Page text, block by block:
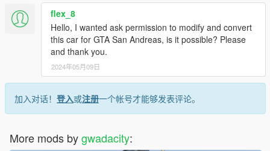
flex_8
Hello, I wanted ask permission to modify and convert
this car for GTA San Andreas, is it possible? Please
and thank you.
2024年05月09日
加入对话！ 登入或注册一个帐号才能够发表评论。
More mods bygwadacity: